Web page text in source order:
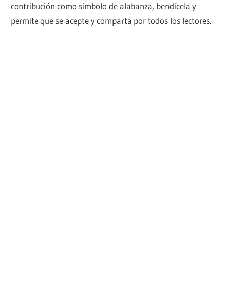
contribución como símbolo de alabanza, bendícela y
permite que se acepte y comparta por todos los lectores.